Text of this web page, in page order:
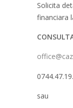
Solicita
financiara
sau